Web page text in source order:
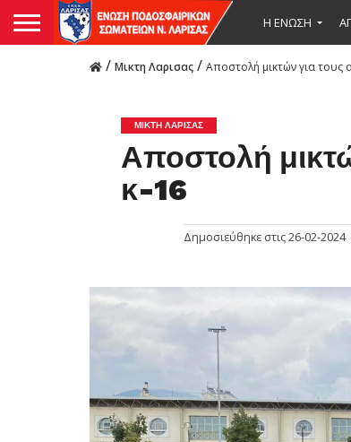
Η ΕΝΩΣΗ
/ Μικτη Λαρισας / Αποστολή μικτών για τους
ΜΙΚΤΗ ΛΑΡΙΣΑΣ
Αποστολή
κ-16
Δημοσιεύθηκε στις26-02-2024